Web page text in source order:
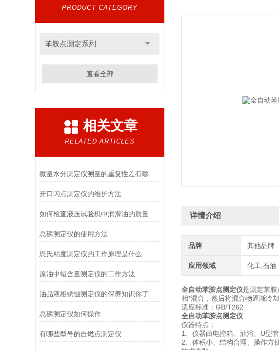
PRODUCT CATEGORY
苯胺点测定系列
查看全部
相关文章
RELATED ARTICLES
微量水分测定仪测量的重复性差有哪些原因导致？
开口闪点测定仪的维护方法
如何检查液压试验机中润滑油的质量如何
总磷测定仪的使用方法
恩氏粘度测定仪的工作原理是什么
原油中蜡含量测定仪的工作方法
总磷测定仪如何操作
有哪些型号的自燃点测定仪
详情介绍
品牌 其他品牌
应用领域 化工,石油
全自动苯胺点测定仪是测定苯胺
相*混合，然后将混合物逐渐冷
适应标准：GB/T262
全自动苯胺点测定仪
仪器特点：
1、仪器由电控箱、油浴、U型
2、体积小、结构合理、操作方便